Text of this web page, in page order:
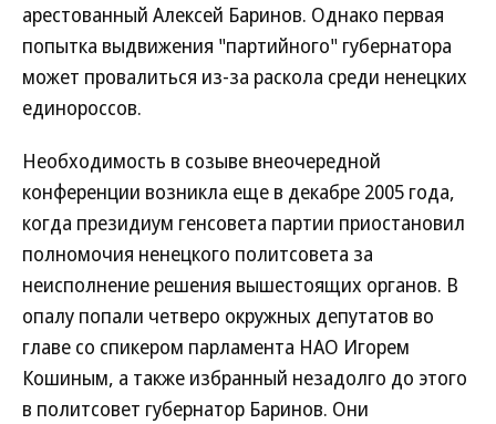
арестованный Алексей Баринов. Однако первая
попытка выдвижения "партийного" губернатора
может провалиться из-за раскола среди ненецких
единороссов.
Необходимость в созыве внеочередной
конференции возникла еще в декабре 2005 года,
когда президиум генсовета партии приостановил
полномочия ненецкого политсовета за
неисполнение решения вышестоящих органов. В
опалу попали четверо окружных депутатов во
главе со спикером парламента НАО Игорем
Кошиным, а также избранный незадолго до этого
в политсовет губернатор Баринов. Они